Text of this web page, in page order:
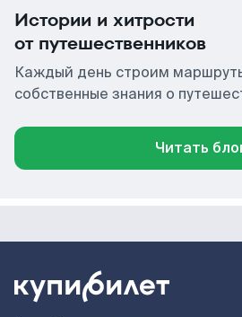
Истории и хитрости
от путешественников
Каждый день строим
собственные знания о
Читать